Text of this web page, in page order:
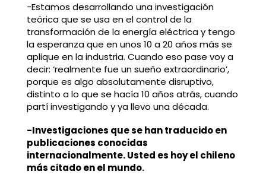
-Estamos desarrollando una investigación
teórica que se usa en el control de la
transformación de la energía eléctrica y tengo
la esperanza que en unos 10 a 20 años más se
aplique en la industria. Cuando eso pase voy a
decir: ‘realmente fue un sueño extraordinario’,
porque es algo absolutamente disruptivo,
distinto a lo que se hacía 10 años atrás, cuando
partí investigando y ya llevo una década.
-Investigaciones que se han traducido en
publicaciones conocidas
internacionalmente. Usted es hoy el chileno
más citado en el mundo.